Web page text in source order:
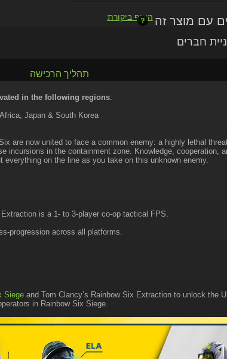
הוסף ביקורת
חברים
תהליך הרכישה
in the following regions:
Japan & South Korea
are now united to face a common enemy: a highly lethal
incursions in the containment zone. Knowledge, cooperation,
everything on the line as you take on this unknown enemy.
is a 1- to 3-player co-op tactical FPS.
progression across all platforms.
Siege and Tom Clancy’s Rainbow Six Extraction to unlock the
in Rainbow Six Siege.